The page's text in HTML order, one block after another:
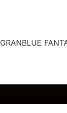
GRANBLUE